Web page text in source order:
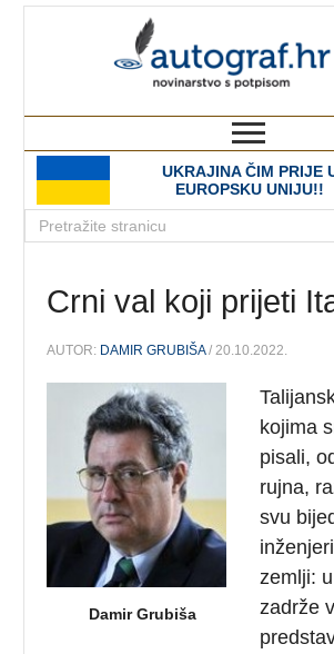
UKRAJINA ČIM PRIJE
EUROPSKU UNIJU!!
Crni val koji prijeti
AUTOR: DAMIR GRUBIŠA/ 20.10.2022.
Damir Grubiša
kojima
pisali,
rujna,
svu
zemlji:
zadrže